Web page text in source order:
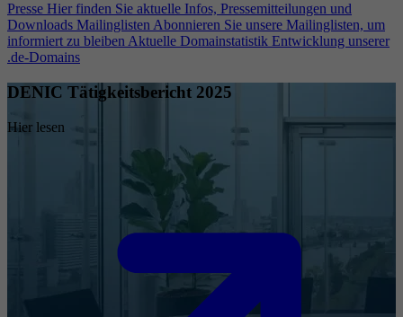
Presse Hier finden Sie aktuelle Infos, Pressemitteilungen und
Downloads Mailinglisten Abonnieren Sie unsere Mailinglisten, um
informiert zu bleiben Aktuelle Domainstatistik Entwicklung unserer
.de-Domains
DENIC Tätigkeitsbericht 2025
Hier lesen